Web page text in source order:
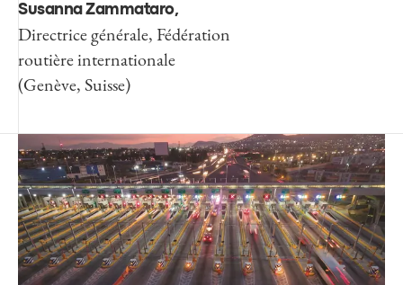
Susanna Zammataro,
Directrice générale, Fédération
routière internationale
(Genève, Suisse)